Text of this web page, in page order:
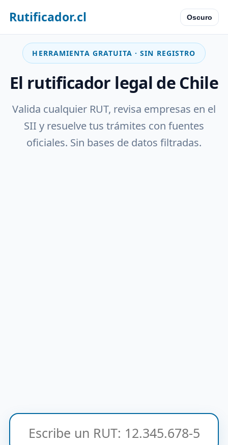
Rutificador.cl Oscuro
HERRAMIENTA GRATUITA · SIN REGISTRO
El rutificador legal de Chile
Valida cualquier RUT, revisa empresas en el
SII y resuelve tus trámites con fuentes
oficiales. Sin bases de datos filtradas.